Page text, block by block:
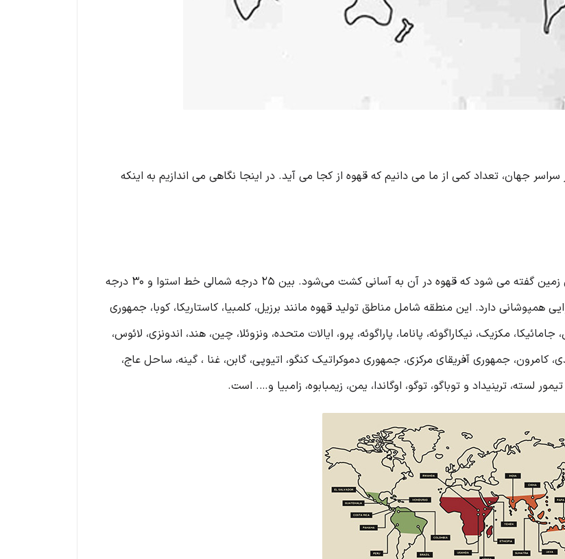
جهان، تعداد کمی از ما می دانیم که قهوه از کجا می آید. در اینجا نگاهی می اندازیم به اینکه
به گفته انجمن ملی قهوه، کمربند قهوه به نواحی استوایی زمین گفته می ‌شود که قهوه در آن به آسانی کشت می‌شود. بین 25 درجه شمالی خط استوا و 30 درجه
همپوشانی دارد. این منطقه شامل مناطق تولید قهوه مانند برزیل، کلمبیا، کاستاریکا، کوبا، جمهوری
مکزیک، نیکاراگوئه، پاناما، پاراگوئه، پرو، ایالات متحده، ونزوئلا، چین، هند، اندونزی، لائوس،
کامرون، جمهوری آفریقای مرکزی، جمهوری دموکراتیک کنگو، اتیوپی، گابن، غنا ، گینه، ساحل عاج،
تیمور لسته، ترینیداد و توباگو، توگو، اوگاندا، یمن، زیمبابوه، زامبیا و…. است.